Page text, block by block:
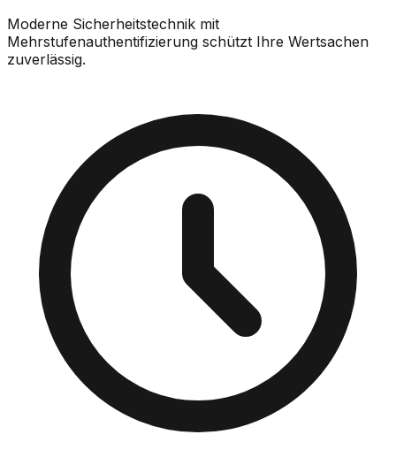
Moderne Sicherheitstechnik mit
Mehrstufenauthentifizierung schützt Ihre Wertsachen
zuverlässig.